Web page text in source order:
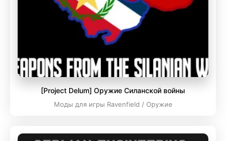
[Project Delum] Оружие Силанской войны
Моды для игры Ravenfield / Оружие